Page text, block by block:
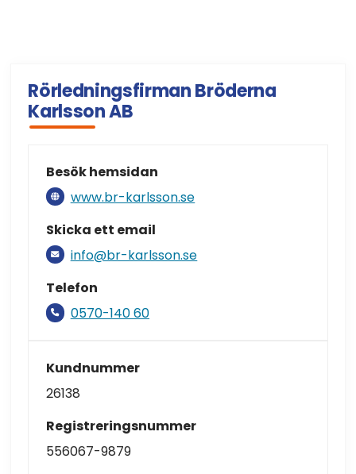
Rörledningsfirman Bröderna
Karlsson AB
Besök hemsidan
www.br-karlsson.se
Skicka ett email
info@br-karlsson.se
Telefon
0570-140 60
Kundnummer
26138
Registreringsnummer
556067-9879